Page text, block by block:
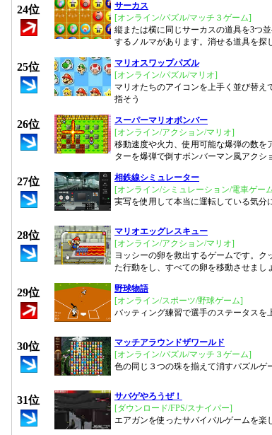
24位
サーカス
[オンライン/パズル/マッチ３ゲーム]
縦または横に同じサーカスの道具を3つ
するノルマがあります。消せる道具を探
25位
マリオスワップパズル
[オンライン/パズル/マリオ]
マリオたちのアイコンを上手く並び替え
指そう
26位
スーパーマリオボンバー
[オンライン/アクション/マリオ]
移動速度や火力、使用可能な爆弾の数を
ターを爆弾で倒すボンバーマン風アクシ
27位
相鉄線シミュレーター
[オンライン/シミュレーション/電車ゲー
実写を使用して本当に運転している気分
28位
マリオエッグレスキュー
[オンライン/アクション/マリオ]
ヨッシーの卵を救出するゲームです。
た行動をし、すべての卵を移動させまし
29位
野球物語
[オンライン/スポーツ/野球ゲーム]
バッティング練習で選手のステータスを
30位
マッチアラウンドザワールド
[オンライン/パズル/マッチ３ゲーム]
色の同じ３つの珠を揃えて消すパズルゲ
31位
サバゲやろうぜ！
[ダウンロード/FPS/スナイパー]
エアガンを使ったサバイバルゲームを